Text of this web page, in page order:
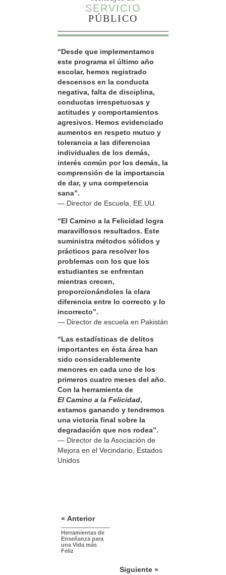
SERVICIO
PÚBLICO
“Desde que implementamos
este programa el último año
escolar, hemos registrado
descensos en la conducta
negativa, falta de disciplina,
conductas irrespetuosas y
actitudes y comportamientos
agresivos. Hemos evidenciado
aumentos en respeto mutuo y
tolerancia a las diferencias
individuales de los demás,
interés común por los demás, la
comprensión de la importancia
de dar, y una competencia
sana”.
— Director de Escuela, EE.UU.
“El Camino a la Felicidad logra
maravillosos resultados. Este
suministra métodos sólidos y
prácticos para resolver los
problemas con los que los
estudiantes se enfrentan
mientras crecen,
proporcionándoles la clara
diferencia entre lo correcto y lo
incorrecto”.
— Director de escuela en Pakistán
“Las estadísticas de delitos
importantes en ésta área han
sido considerablemente
menores en cada uno de los
primeros cuatro meses del año.
Con la herramienta de
El Camino a la Felicidad,
estamos ganando y tendremos
una victoria final sobre la
degradación que nos rodea”.
— Director de la Asociación de
Mejora en el Vecindario, Estados
Unidos
« Anterior
Herramientas de
Enseñanza para
una Vida más
Feliz
Siguiente »